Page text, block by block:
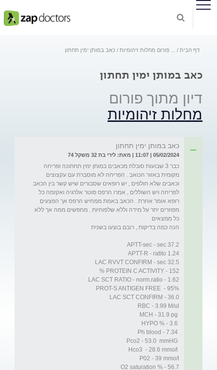
דף הבית פורום מחלות זיהומיות כאב במותן ימין תחתון
כאב במותן ימין תחתון
דיון מתוך פורום
מחלות זיהומיות
כאב במותן ימין תחתון
05/02/2024 | 11:07 | מאת: לירי בת 32 משקל 74
כבר 3 שבועות סובלת מכאבים במותן ימין תחתונה ופריחה
מקומית באזור הכואב . הפריחה לא מוסברת עם עקצוצים
וכאבים שלא חולפים , יש רופאים שסבורים שיש קשר בין הכאב
לפריחה ויש השוללים , אמרו הרפס סוטר אלרגיה ואקזמה כל
רופא אומר אחרת . הכאב באמת ממחיש הרפס אך הפצעים
מפוזרים יתר על מידה וללא שלפוחיות . מחפשים ממה אך ללא